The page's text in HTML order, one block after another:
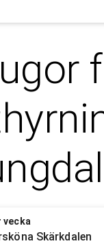
vecka
Skärkdalen